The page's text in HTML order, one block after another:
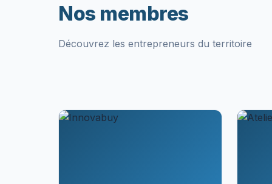
Nos membres
Découvrez les entrepreneurs du territoire